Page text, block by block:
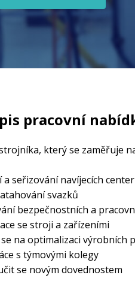
pracovní
který se zaměřuje
a seřizování navíjecích center
svazků
bezpečnostních a
se stroji a zařízeními
na optimalizaci výrobních
s týmovými kolegy
se novým dovednostem